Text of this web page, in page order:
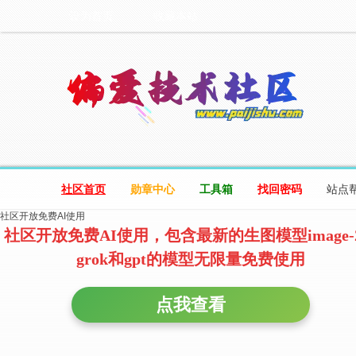
社区首页 勋章中心 工具箱 找回密码 站点
社区开放免费AI使用
社区开放免费AI使用，包含最新的生图模型
grok和gpt的模型无限量免费使用
点我查看